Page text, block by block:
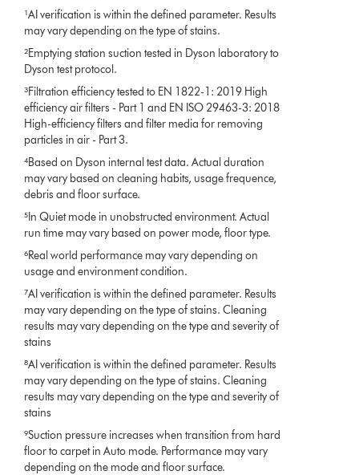
¹AI verification is within the defined parameter. Results
may vary depending on the type of stains.
²Emptying station suction tested in Dyson laboratory to
Dyson test protocol.
³Filtration efficiency tested to EN 1822-1: 2019 High
efficiency air filters - Part 1 and EN ISO 29463-3: 2018
High-efficiency filters and filter media for removing
particles in air - Part 3.
⁴Based on Dyson internal test data. Actual duration
may vary based on cleaning habits, usage frequence,
debris and floor surface.
⁵In Quiet mode in unobstructed environment. Actual
run time may vary based on power mode, floor type.
⁶Real world performance may vary depending on
usage and environment condition.
⁷AI verification is within the defined parameter. Results
may vary depending on the type of stains. Cleaning
results may vary depending on the type and severity of
stains
⁸AI verification is within the defined parameter. Results
may vary depending on the type of stains. Cleaning
results may vary depending on the type and severity of
stains
⁹Suction pressure increases when transition from hard
floor to carpet in Auto mode. Performance may vary
depending on the mode and floor surface.